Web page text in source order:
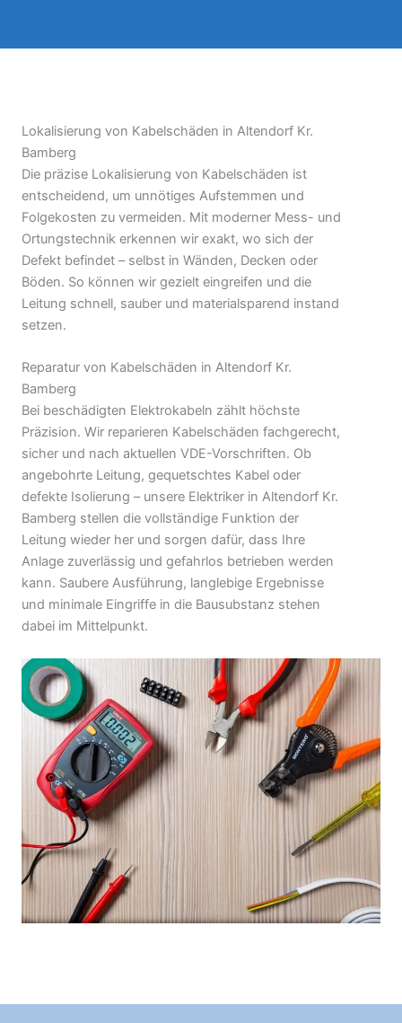
Lokalisierung von Kabelschäden in Altendorf Kr.
Bamberg
Die präzise Lokalisierung von Kabelschäden ist
entscheidend, um unnötiges Aufstemmen und
Folgekosten zu vermeiden. Mit moderner Mess- und
Ortungstechnik erkennen wir exakt, wo sich der
Defekt befindet – selbst in Wänden, Decken oder
Böden. So können wir gezielt eingreifen und die
Leitung schnell, sauber und materialsparend instand
setzen.
Reparatur von Kabelschäden in Altendorf Kr.
Bamberg
Bei beschädigten Elektrokabeln zählt höchste
Präzision. Wir reparieren Kabelschäden fachgerecht,
sicher und nach aktuellen VDE-Vorschriften. Ob
angebohrte Leitung, gequetschtes Kabel oder
defekte Isolierung – unsere Elektriker in Altendorf Kr.
Bamberg stellen die vollständige Funktion der
Leitung wieder her und sorgen dafür, dass Ihre
Anlage zuverlässig und gefahrlos betrieben werden
kann. Saubere Ausführung, langlebige Ergebnisse
und minimale Eingriffe in die Bausubstanz stehen
dabei im Mittelpunkt.